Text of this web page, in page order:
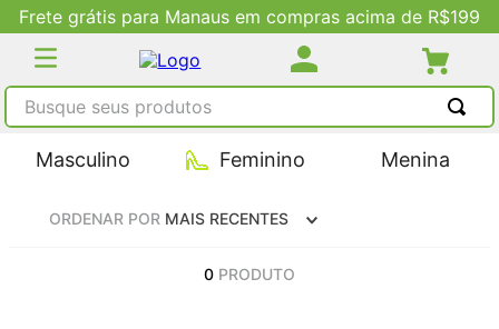
Frete grátis para Manaus em compras acima de R$199
Busque seus produtos
Masculino Feminino Menina
ORDENAR POR MAIS RECENTES
0 PRODUTO
TERMOS MAIS BUSCADOS
2º
tenis feminino